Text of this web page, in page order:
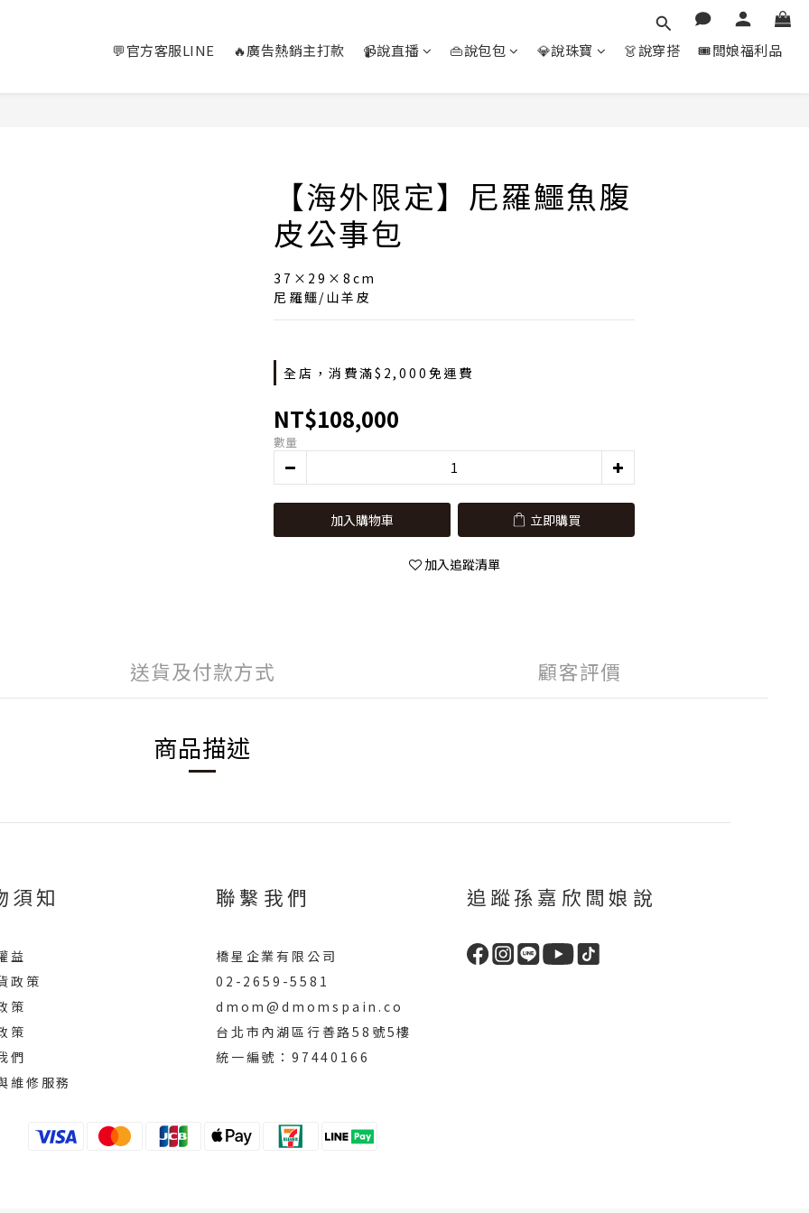
💬官方客服LINE 🔥廣告熱銷主打款 📹說直播 👜說包包 💎說珠寶 👗說穿搭 🎟️闆娘福利品
【海外限定】尼羅鱷魚腹
皮公事包
37×29×8cm
尼羅鱷/山羊皮
全店，消費滿$2,000免運費
NT$108,000
數量
加入購物車 立即購買
加入追蹤清單
送貨及付款方式 顧客評價
商品描述
須知
益
政策
策
策
們
維修服務
聯繫我們
橋星企業有限公司
02-2659-5581
dmom@dmomspain.co
台北市內湖區行善路58號5樓
統一編號：97440166
追蹤孫嘉欣闆娘說